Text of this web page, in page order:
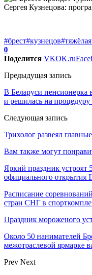
#брест#кузнецов
0
Поделится VKOK.ru
Предыдущая запись
В Беларуси пенсионерка
и решилась на
Следующая запись
Трихолог развеял
Вам также могут
Яркий праздник устроят
официального
Расписание
стран СНГ в
Праздник мороженого
Около 50 нанимателей
межотраслевой ярмарке
Prev Next